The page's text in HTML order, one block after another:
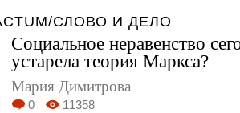
СЛОВО И ДЕЛО
Социальное неравенство
устарела теория Маркса?
Мария Димитрова
0 11358